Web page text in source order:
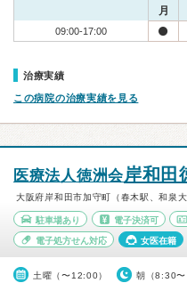
月
09:00-17:00
治療実績
この病院の治療実績を見る
医療法人徳洲会岸和田
大阪府岸和田市加守町（春木駅、和泉大
駐車場あり 電子決済可
電子処方せん対応 女医在籍
土曜（〜12:00） 朝（8:30〜